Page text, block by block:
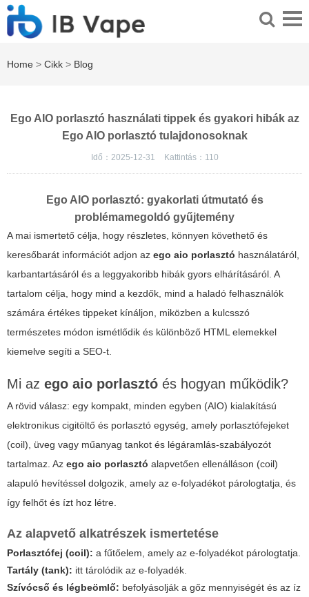
Home > Cikk > Blog
Ego AIO porlasztó használati tippek és gyakori hibák az
Ego AIO porlasztó tulajdonosoknak
Idő：2025-12-31 Kattintás： 110
Ego AIO porlasztó: gyakorlati útmutató és
problémamegoldó gyűjtemény
A mai ismertető célja, hogy részletes, könnyen követhető és
keresőbarát információt adjon az ego aio porlasztó használatáról,
karbantartásáról és a leggyakoribb hibák gyors elhárításáról. A
tartalom célja, hogy mind a kezdők, mind a haladó felhasználók
számára értékes tippeket kínáljon, miközben a kulcsszó
természetes módon ismétlődik és különböző HTML elemekkel
kiemelve segíti a SEO-t.
Mi az ego aio porlasztó és hogyan működik?
A rövid válasz: egy kompakt, minden egyben (AIO) kialakítású
elektronikus cigitöltő és porlasztó egység, amely porlasztófejeket
(coil), üveg vagy műanyag tankot és légáramlás-szabályozót
tartalmaz. Az ego aio porlasztó alapvetően ellenálláson (coil)
alapuló hevítéssel dolgozik, amely az e-folyadékot párologtatja, és
így felhőt és ízt hoz létre.
Az alapvető alkatrészek ismertetése
Porlasztófej (coil): a fűtőelem, amely az e-folyadékot párologtatja.
Tartály (tank): itt tárolódik az e-folyadék.
Szívócső és légbeömlő: befolyásolják a gőz mennyiségét és az íz